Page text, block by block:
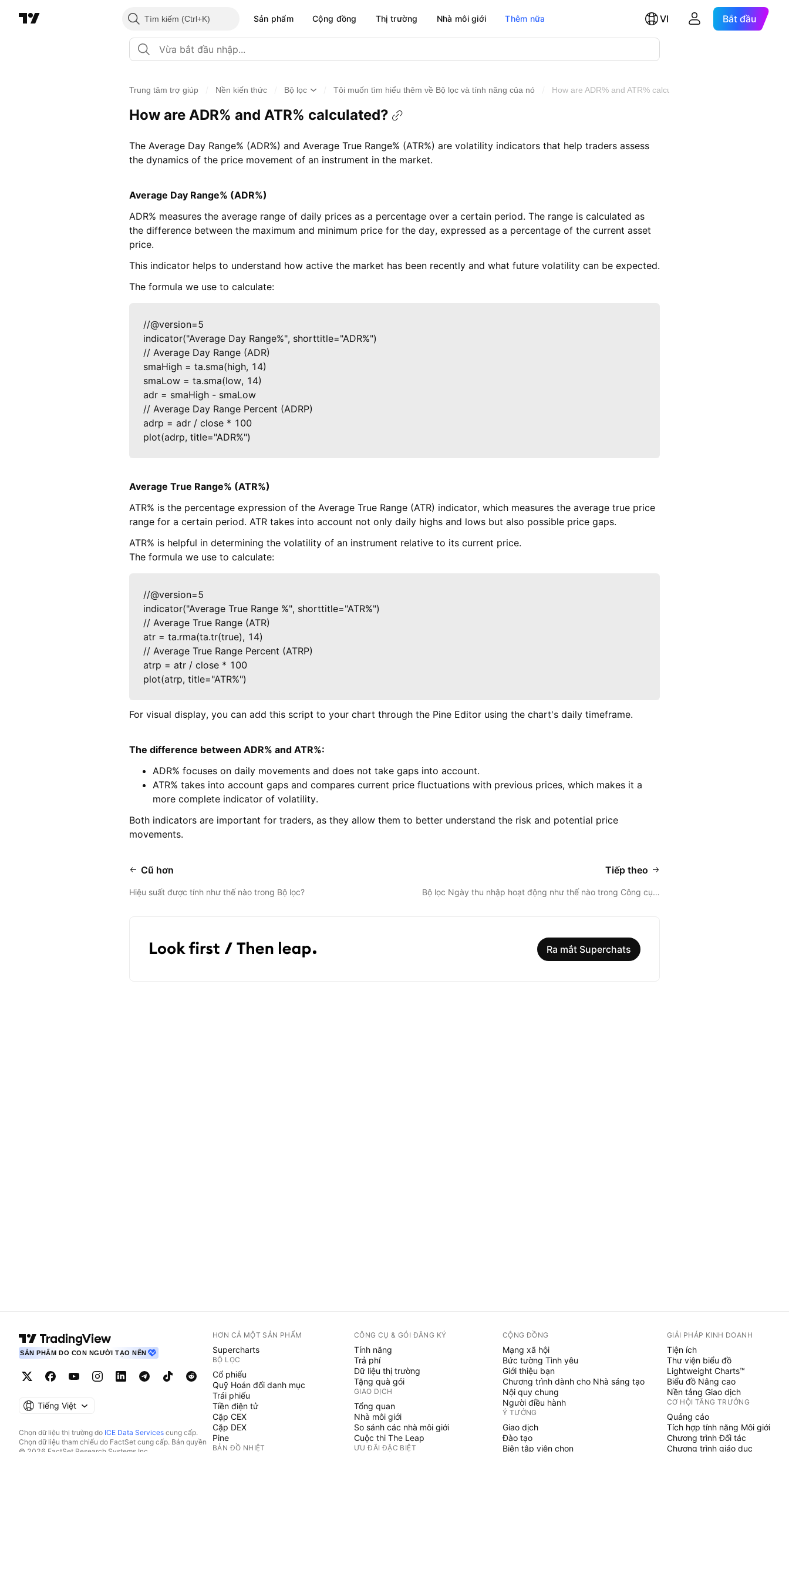
Tìm kiếm Sản phẩm Cộng đồng Thị trường Nhà môi giới Thêm nữa VI Bắt đầu
Trung tâm trợ giúp Nền kiến thức Bộ lọc Tôi muốn tìm hiểu thêm về Bộ lọc và tính năng của nó How are ADR% and ATR% calculated?
How are ADR% and ATR% calculated?
The Average Day Range% (ADR%) and Average True Range% (ATR%) are volatility indicators that help traders assess
the dynamics of the price movement of an instrument in the market.
Average Day Range% (ADR%)
ADR% measures the average range of daily prices as a percentage over a certain period. The range is calculated as
the difference between the maximum and minimum price for the day, expressed as a percentage of the current asset
price.
This indicator helps to understand how active the market has been recently and what future volatility can be expected.
The formula we use to calculate:
//@version=5
indicator("Average Day Range%", shorttitle="ADR%")
// Average Day Range (ADR)
smaHigh = ta.sma(high, 14)
smaLow = ta.sma(low, 14)
adr = smaHigh - smaLow
// Average Day Range Percent (ADRP)
adrp = adr / close * 100
plot(adrp, title="ADR%")
Average True Range% (ATR%)
ATR% is the percentage expression of the Average True Range (ATR) indicator, which measures the average true price
range for a certain period. ATR takes into account not only daily highs and lows but also possible price gaps.
ATR% is helpful in determining the volatility of an instrument relative to its current price.
The formula we use to calculate:
//@version=5
indicator("Average True Range %", shorttitle="ATR%")
// Average True Range (ATR)
atr = ta.rma(ta.tr(true), 14)
// Average True Range Percent (ATRP)
atrp = atr / close * 100
plot(atrp, title="ATR%")
For visual display, you can add this script to your chart through the Pine Editor using the chart's daily timeframe.
The difference between ADR% and ATR%:
ADR% focuses on daily movements and does not take gaps into account.
ATR% takes into account gaps and compares current price fluctuations with previous prices, which makes it a
more complete indicator of volatility.
Both indicators are important for traders, as they allow them to better understand the risk and potential price
movements.
Cũ hơn
Hiệu suất được tính như thế nào trong Bộ lọc?
Tiếp theo
Bộ lọc Ngày thu nhập hoạt động như thế nào trong Công cụ…
Ra mắt Superchats
SẢN PHẨM DO CON NGƯỜI TẠO NÊN
Tiếng Việt
Chọn dữ liệu thị trường do ICE Data Services cung cấp.
Chọn dữ liệu tham chiếu do FactSet cung cấp. Bản quyền
© 2026 FactSet Research Systems Inc.
HƠN CẢ MỘT SẢN PHẨM
Supercharts
BỘ LỌC
Cổ phiếu
Quỹ Hoán đổi danh mục
Trái phiếu
Tiền điện tử
Cặp CEX
Cặp DEX
Pine
BẢN ĐỒ NHIỆT
CÔNG CỤ & GÓI ĐĂNG KÝ
Tính năng
Trả phí
Dữ liệu thị trường
Tặng quà gói
GIAO DỊCH
Tổng quan
Nhà môi giới
So sánh các nhà môi giới
Cuộc thi The Leap
ƯU ĐÃI ĐẶC BIỆT
CỘNG ĐỒNG
Mạng xã hội
Bức tường Tình yêu
Giới thiệu bạn
Chương trình dành cho Nhà sáng tạo
Nội quy chung
Người điều hành
Ý TƯỞNG
Giao dịch
Đào tạo
Biên tập viên chọn
GIẢI PHÁP KINH DOANH
Tiện ích
Thư viện biểu đồ
Lightweight Charts™
Biểu đồ Nâng cao
Nền tảng Giao dịch
CƠ HỘI TĂNG TRƯỞNG
Quảng cáo
Tích hợp tính năng Môi giới
Chương trình Đối tác
Chương trình giáo dục